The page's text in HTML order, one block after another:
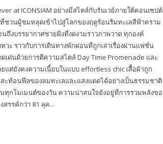
at ICONSIAM อย่างมีสไตล์กับรันเวย์ภายใต้คอนเซปต์
ที่ชวนผู้ชมหลุดเข้าไปสู่โลกของฤดูร้อนริมทะเลสีฟ้าคราม
ถึงบรรยากาศชายฝั่งที่งดงามราวภาพวาด ทุกองค์
ะ ราวกับการเดินทางพักผ่อนที่ถูกเล่าเรื่องผ่านแฟชั่น
แต่ยังคงความเนี้ยบในแบบ effortless chic เสื้อผ้าถูก
ะท้อนฟีลของลมทะเลและแสงแดดได้อย่างเป็นธรรมชาติ
าสนใจยังอยู่ที่การรวมพลังของ
รรค์กว่า 81 ลุค...